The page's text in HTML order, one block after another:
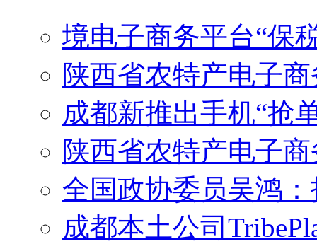
境电子商务平台“保
陕西省农特产电子
成都新推出手机“抢
陕西省农特产电子
全国政协委员吴鸿
成都本土公司